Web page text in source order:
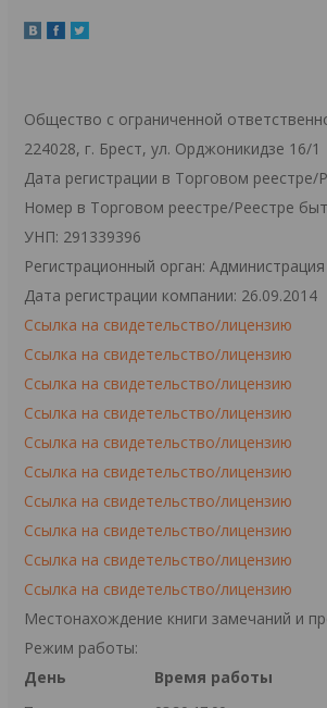
Общество с ограниченной
224028, г. Брест, ул. Орджоникидзе 16/1
Дата регистрации в Торговом реестре/
Номер в Торговом реестре/Реестре
УНП: 291339396
Регистрационный орган:
Дата регистрации компании: 26.09.2014
Ссылка на свидетельство/лицензию
Ссылка на свидетельство/лицензию
Ссылка на свидетельство/лицензию
Ссылка на свидетельство/лицензию
Ссылка на свидетельство/лицензию
Ссылка на свидетельство/лицензию
Ссылка на свидетельство/лицензию
Ссылка на свидетельство/лицензию
Ссылка на свидетельство/лицензию
Ссылка на свидетельство/лицензию
Местонахождение книги замечаний и
Режим работы:
День
Время работы